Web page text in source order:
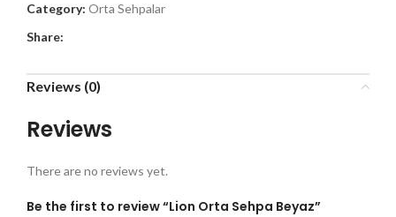
Category: Orta Sehpalar
Share:
Reviews (0)
Reviews
There are no reviews yet.
Be the first to review “Lion Orta Sehpa Beyaz”